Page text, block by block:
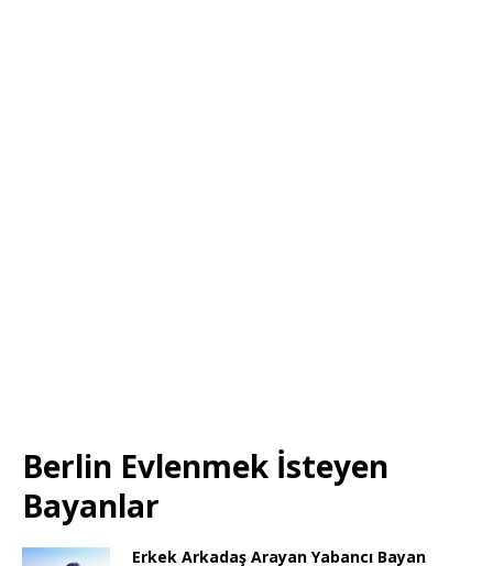
Berlin Evlenmek İsteyen
Bayanlar
Erkek Arkadaş Arayan Yabancı Bayan